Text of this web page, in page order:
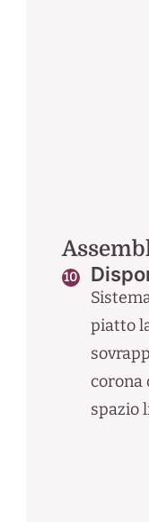
piatto
corona
spazio